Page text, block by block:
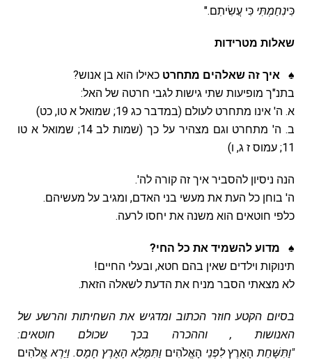
כִּינִחַמְתִּי כִּי עֲשִׂיתִם."
שאלות מטרידות
♠ איך זה שאלהים מתחרט כאילו הוא בן אנוש?
בתנ"ך מופיעות שתי גישות לגבי חרטה של האל:
א. ה' אינו מתחרט לעולם (במדבר כג 19; שמואל א טו, כט)
ב. ה' מתחרט וגם מצהיר על כך (שמות לב 14; שמואל א טו
11; עמוס ז ג, ו)
הנה ניסיון להסביר איך זה קורה לה'.
ה' בוחן כל העת את מעשי בני האדם, ומגיב על מעשיהם.
כלפי חוטאים הוא משנה את יחסו לרעה.
♠ מדוע להשמיד את כל החי?
תינוקות וילדים שאין בהם חטא, ובעלי החיים!
לא מצאתי הסבר מניח את הדעת לשאלה הזאת.
בסיום הקטע חוזר הכתוב ומדגיש את השחיתות והרשע של
האנושות , וההכרה בכך שכולם חוטאים:
"וַתִּשָּׁחֵתהָאָרֶץלִפְנֵי הָאֱלֹהִים וַתִּמָּלֵא הָאָרֶץ חָמָס.וַיַּרְאאֱלֹהִים